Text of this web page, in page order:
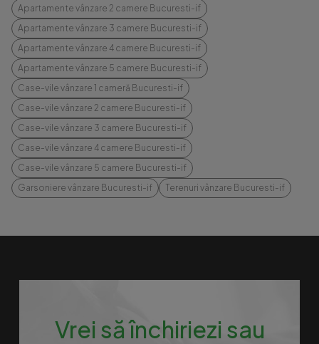
Apartamente vânzare 2 camere Bucuresti-if
Apartamente vânzare 3 camere Bucuresti-if
Apartamente vânzare 4 camere Bucuresti-if
Apartamente vânzare 5 camere Bucuresti-if
Case-vile vânzare 1 cameră Bucuresti-if
Case-vile vânzare 2 camere Bucuresti-if
Case-vile vânzare 3 camere Bucuresti-if
Case-vile vânzare 4 camere Bucuresti-if
Case-vile vânzare 5 camere Bucuresti-if
Garsoniere vânzare Bucuresti-if
Terenuri vânzare Bucuresti-if
Vrei să închiriezi sau